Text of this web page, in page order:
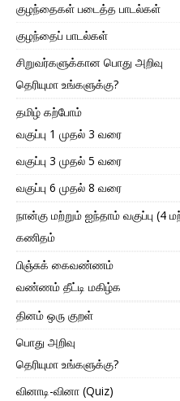
குழந்தைகள் படைத்த பாடல்கள்
குழந்தைப் பாடல்கள்
சிறுவர்களுக்கான பொது அறிவு
தெரியுமா உங்களுக்கு?
தமிழ் கற்போம்
வகுப்பு 1 முதல் 3 வரை
வகுப்பு 3 முதல் 5 வரை
வகுப்பு 6 முதல் 8 வரை
நான்கு மற்றும் ஐந்தாம் வகுப்பு
கணிதம்
பிஞ்சுக் கைவண்ணம்
வண்ணம் தீட்டி மகிழ்க
தினம் ஒரு குறள்
பொது அறிவு
தெரியுமா உங்களுக்கு?
வினாடி-வினா (Quiz)